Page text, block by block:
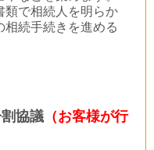
類で相続人を明らか
相続手続きを進める
協議 （お客様が行